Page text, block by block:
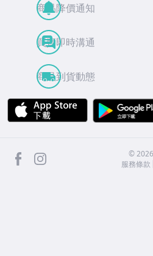
商品降價通知
買賣即時溝通
商品到貨動態
APP Store
facebook ©2026
服務條款